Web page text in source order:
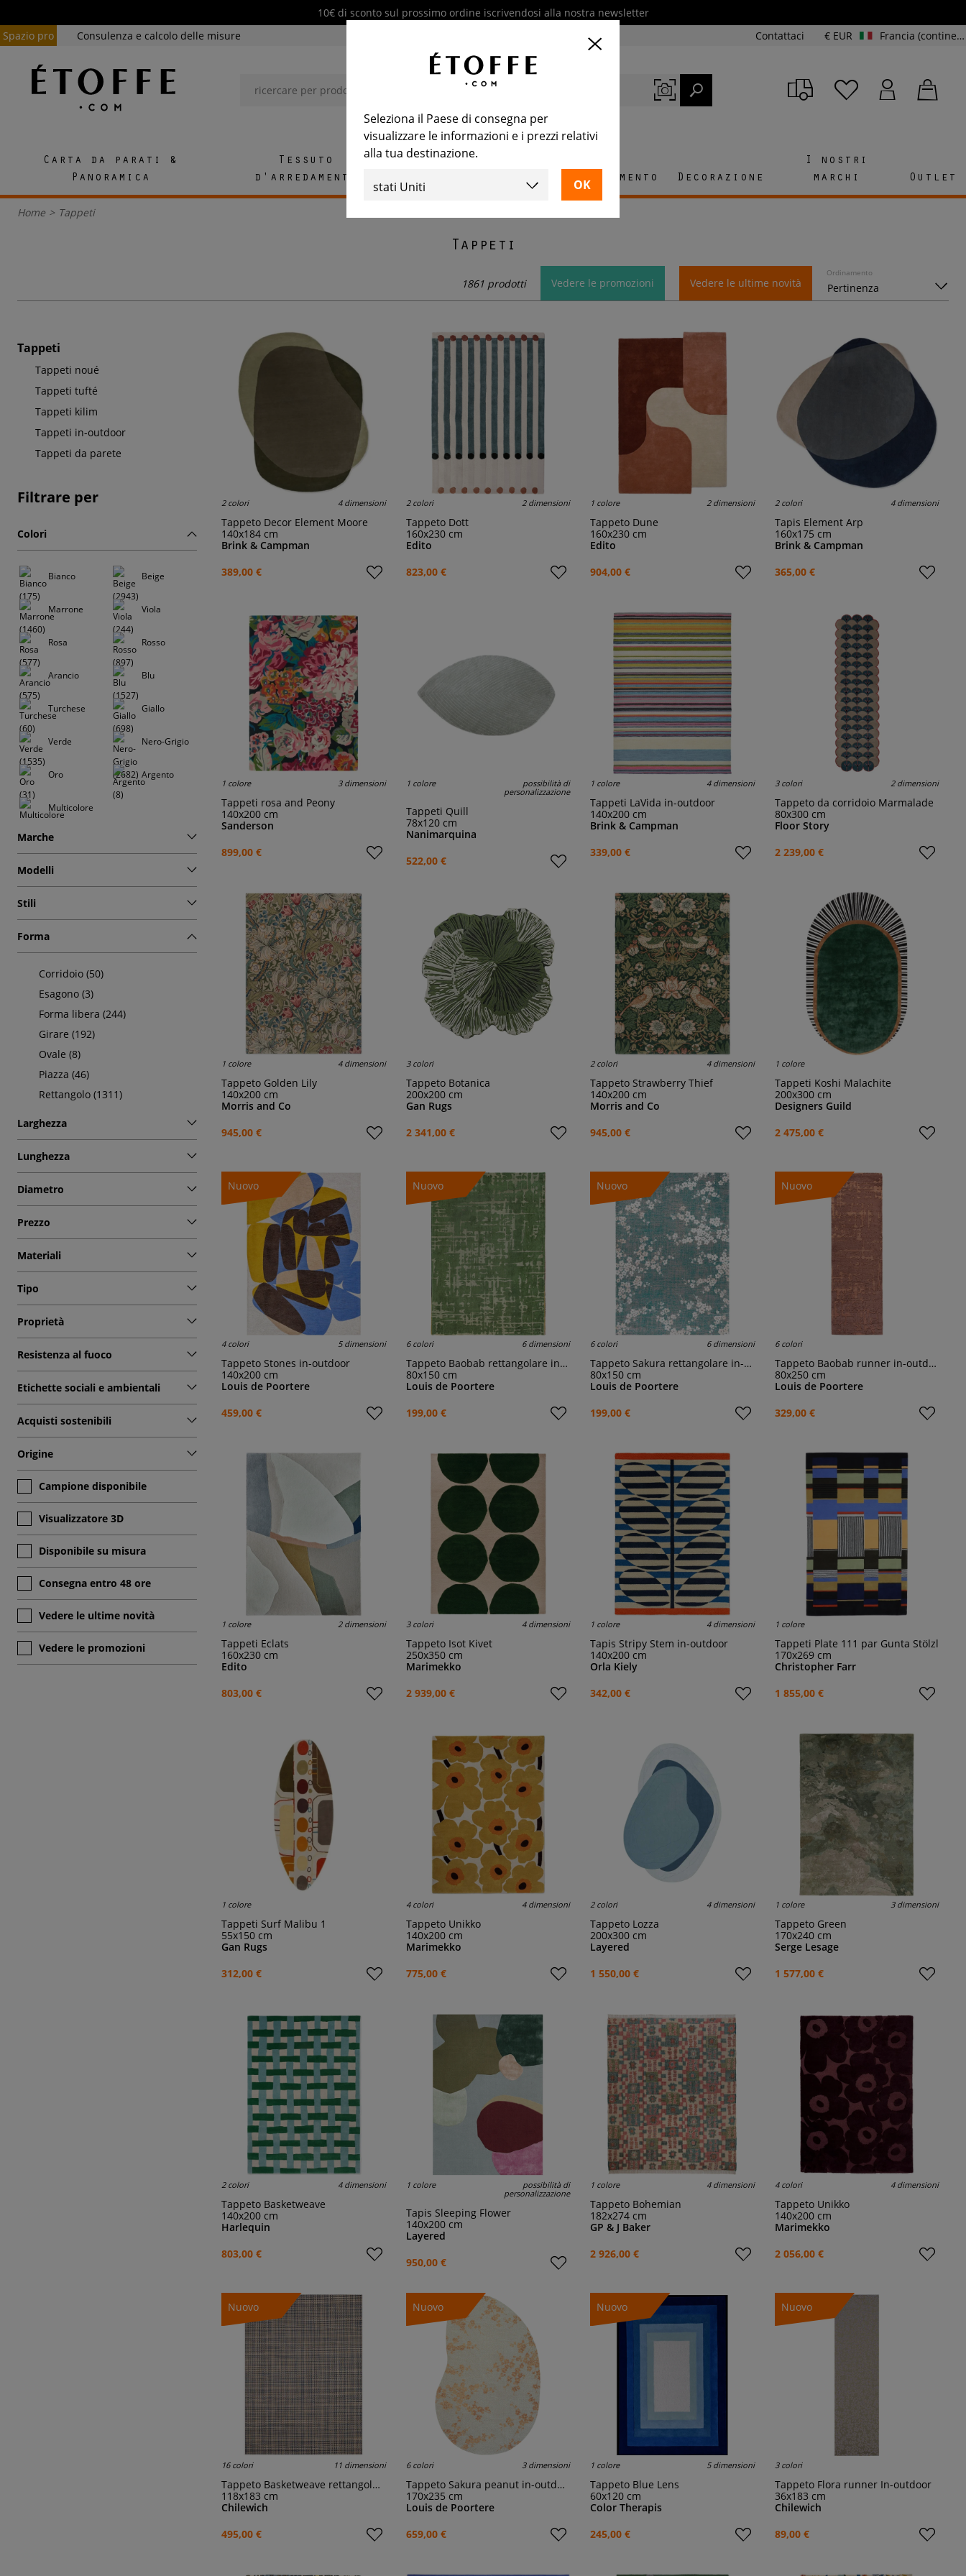
10€ di sconto sul prossimo ordine iscrivendosi alla nostra newsletter
Spazio pro
Consulenza e calcolo delle misure Contattaci € EUR Francia (continente e Corsica)
Carta da parati &
Panoramica
Tessuto
d'arredamento
Arredamento Decorazione
I nostri
marchi
Outlet
Home > Tappeti
Tappeti
1861 prodotti Vedere le promozioni Vedere le ultime novità
Ordinamento
Tappeti
Tappeti noué
Tappeti tufté
Tappeti kilim
Tappeti in-outdoor
Tappeti da parete
Filtrare per
Colori
Bianco Beige
Marrone Viola
Rosa Rosso
Arancio Blu
Turchese Giallo
Verde Nero-Grigio
Oro Argento
Multicolore
Marche
Modelli
Stili
Forma
Corridoio (50)
Esagono (3)
Forma libera (244)
Girare (192)
Ovale (8)
Piazza (46)
Rettangolo (1311)
Larghezza
Lunghezza
Diametro
Prezzo
Materiali
Tipo
Proprietà
Resistenza al fuoco
Etichette sociali e ambientali
Acquisti sostenibili
Origine
Campione disponibile
Visualizzatore 3D
Disponibile su misura
Consegna entro 48 ore
Vedere le ultime novità
Vedere le promozioni
2 colori 4 dimensioni
Tappeto Decor Element Moore
140x184 cm
Brink & Campman
389,00 €
2 colori 2 dimensioni
Tappeto Dott
160x230 cm
Edito
823,00 €
1 colore 2 dimensioni
Tappeto Dune
160x230 cm
Edito
904,00 €
2 colori 4 dimensioni
Tapis Element Arp
160x175 cm
Brink & Campman
365,00 €
1 colore 3 dimensioni
Tappeti rosa and Peony
140x200 cm
Sanderson
899,00 €
1 colore
possibilità di
personalizzazione
Tappeti Quill
78x120 cm
Nanimarquina
522,00 €
1 colore 4 dimensioni
Tappeti LaVida in-outdoor
140x200 cm
Brink & Campman
339,00 €
3 colori 2 dimensioni
Tappeto da corridoio Marmalade
80x300 cm
Floor Story
2 239,00 €
1 colore 4 dimensioni
Tappeto Golden Lily
140x200 cm
Morris and Co
945,00 €
3 colori
Tappeto Botanica
200x200 cm
Gan Rugs
2 341,00 €
2 colori 4 dimensioni
Tappeto Strawberry Thief
140x200 cm
Morris and Co
945,00 €
1 colore
Tappeti Koshi Malachite
200x300 cm
Designers Guild
2 475,00 €
Nuovo
4 colori 5 dimensioni
Tappeto Stones in-outdoor
140x200 cm
Louis de Poortere
459,00 €
Nuovo
6 colori 6 dimensioni
Tappeto Baobab rettangolare in-outdoor
80x150 cm
Louis de Poortere
199,00 €
Nuovo
6 colori 6 dimensioni
Tappeto Sakura rettangolare in-outdoor
80x150 cm
Louis de Poortere
199,00 €
Nuovo
6 colori
Tappeto Baobab runner in-outdoor
80x250 cm
Louis de Poortere
329,00 €
1 colore 2 dimensioni
Tappeti Eclats
160x230 cm
Edito
803,00 €
3 colori 4 dimensioni
Tappeto Isot Kivet
250x350 cm
Marimekko
2 939,00 €
1 colore 4 dimensioni
Tapis Stripy Stem in-outdoor
140x200 cm
Orla Kiely
342,00 €
1 colore
Tappeti Plate 111 par Gunta Stölzl
170x269 cm
Christopher Farr
1 855,00 €
1 colore
Tappeti Surf Malibu 1
55x150 cm
Gan Rugs
312,00 €
4 colori 4 dimensioni
Tappeto Unikko
140x200 cm
Marimekko
775,00 €
2 colori 4 dimensioni
Tappeto Lozza
200x300 cm
Layered
1 550,00 €
1 colore 3 dimensioni
Tappeto Green
170x240 cm
Serge Lesage
1 577,00 €
2 colori 4 dimensioni
Tappeto Basketweave
140x200 cm
Harlequin
803,00 €
1 colore
possibilità di
personalizzazione
Tapis Sleeping Flower
140x200 cm
Layered
950,00 €
1 colore 4 dimensioni
Tappeto Bohemian
182x274 cm
GP & J Baker
2 926,00 €
4 colori 4 dimensioni
Tappeto Unikko
140x200 cm
Marimekko
2 056,00 €
Nuovo
16 colori 11 dimensioni
Tappeto Basketweave rettangolare In-outdoor
118x183 cm
Chilewich
495,00 €
Nuovo
6 colori 3 dimensioni
Tappeto Sakura peanut in-outdoor
170x235 cm
Louis de Poortere
659,00 €
Nuovo
1 colore 5 dimensioni
Tappeto Blue Lens
60x120 cm
Color Therapis
245,00 €
Nuovo
3 colori
Tappeto Flora runner In-outdoor
36x183 cm
Chilewich
89,00 €
Seleziona il Paese di consegna per
visualizzare le informazioni e i prezzi relativi
alla tua destinazione.